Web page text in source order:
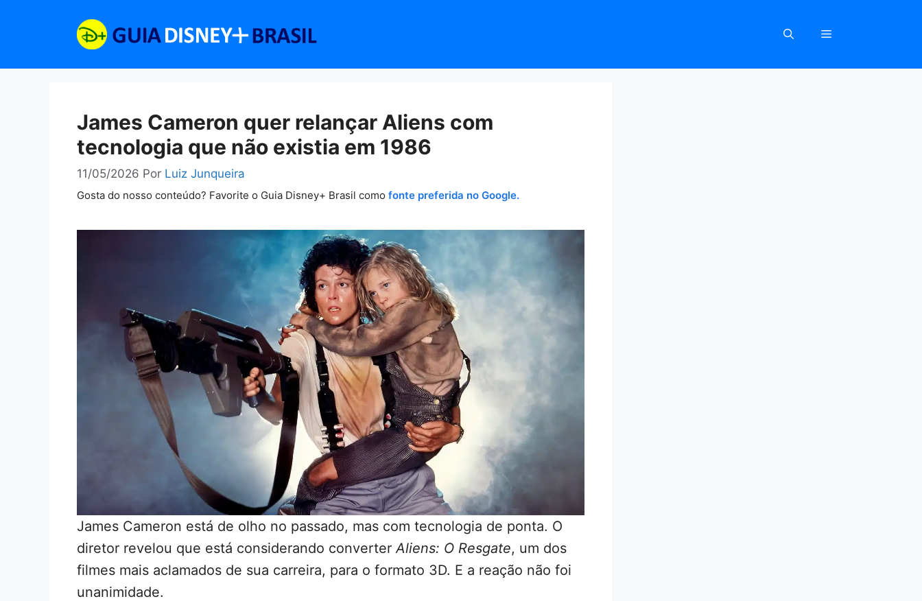
James Cameron quer relançar Aliens com
tecnologia que não existia em 1986
11/05/2026 Por Luiz Junqueira
Gosta do nosso conteúdo? Favorite o Guia Disney+ Brasil como fonte preferida no Google.
James Cameron está de olho no passado, mas com tecnologia de ponta. O
diretor revelou que está considerando converter Aliens: O Resgate, um dos
filmes mais aclamados de sua carreira, para o formato 3D. E a reação não foi
unanimidade.